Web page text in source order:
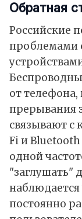
Обратная
Российские
проблемами
от
прерывания
связывают с
Fi и
одной
"заглушать"
постоянно